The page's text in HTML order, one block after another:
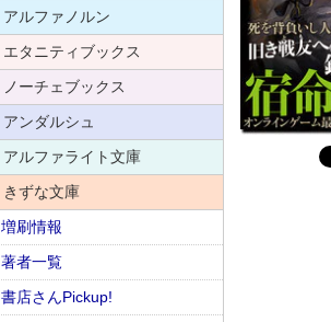
アルファノルン
エタニティブックス
ノーチェブックス
アンダルシュ
アルファライト文庫
きずな文庫
増刷情報
著者一覧
書店さんPickup!